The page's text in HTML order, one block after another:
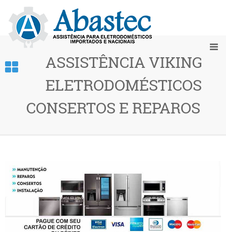
ASSISTÊNCIA VIKING
ELETRODOMÉSTICOS
CONSERTOS E REPAROS